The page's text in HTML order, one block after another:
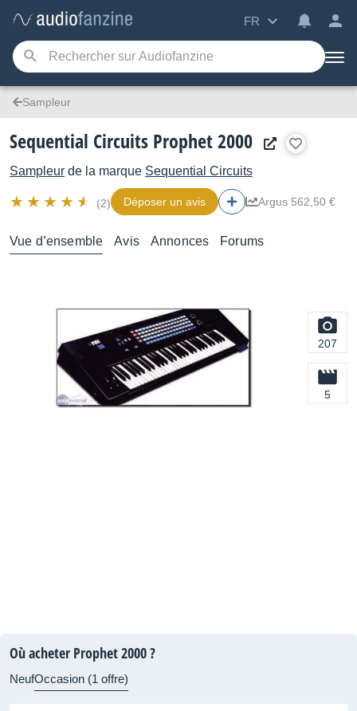
FR
Sampleur
Sequential Circuits Prophet 2000
Sampleur de la marque Sequential Circuits
(2) Déposer un avis Argus 562,50 €
Vue d’ensemble Avis Annonces Forums
207
5
Où acheter Prophet 2000 ?
NeufOccasion (1 offre)